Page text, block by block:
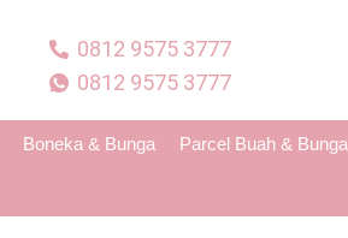
0812 9575 3777
0812 9575 3777
Boneka & Bunga Parcel Buah & Bunga